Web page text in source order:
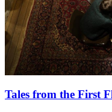
Tales from the First